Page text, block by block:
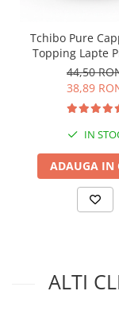
Tchibo Pure
Topping Lapte
44,50
38,89
IN
ADAUGA IN
ALTI